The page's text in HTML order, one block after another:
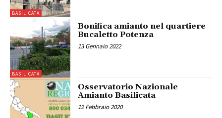
BASILICATA
BASILICATA
Bonifica amianto nel quartiere
Bucaletto Potenza
13 Gennaio 2022
Osservatorio Nazionale
Amianto Basilicata
12 Febbraio 2020